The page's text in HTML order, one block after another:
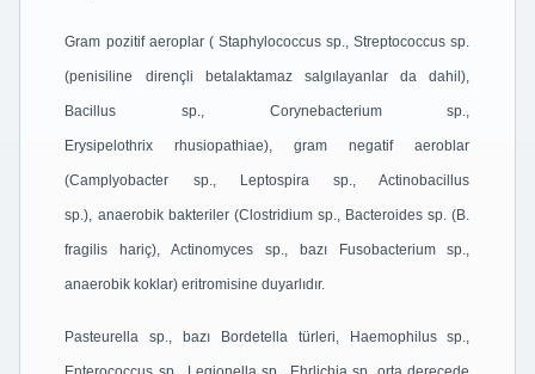
Gram pozitif aeroplar ( Staphylococcus sp., Streptococcus sp.
(penisiline dirençli betalaktamaz salgılayanlar da dahil),
Bacillus sp., Corynebacterium sp.,
Erysipelothrixrhusiopathiae), gram negatif aeroblar
(Camplyobacter sp., Leptospira sp., Actinobacillus
sp.), anaerobik bakteriler (Clostridium sp., Bacteroides sp. (B.
fragilis hariç), Actinomyces sp., bazı Fusobacterium sp.,
anaerobik koklar) eritromisine duyarlıdır.
Pasteurella sp., bazı Bordetella türleri, Haemophilus sp.,